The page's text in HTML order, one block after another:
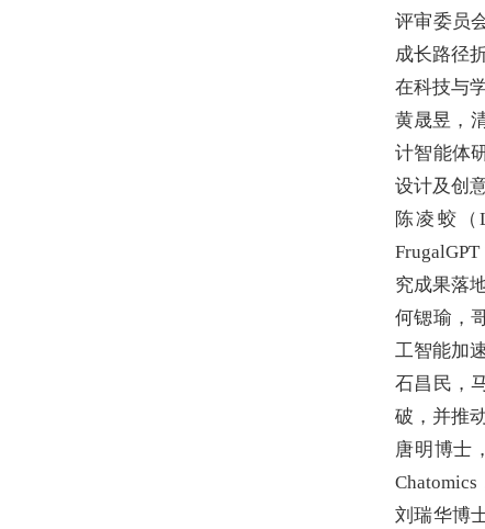
评审委员
成长路径
在科技与
黄晟昱，
计智能体
设计及创
陈凌蛟（
究成果落
何锶瑜，
工智能加
石昌民，
破，并推
唐明博士
刘瑞华博